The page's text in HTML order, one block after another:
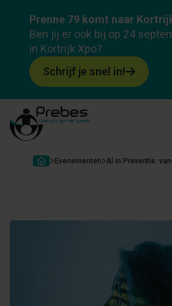
Prenne 79 komt naar
Ben jij er ook bij op 24
in Kortrijk Xpo?
Schrijf je snel in!
Evenementen AI in Preventie:
AI in Preventie: van Inzicht naar
Over evenement Programma